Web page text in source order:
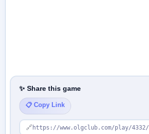
✨ Share this game
📋 Copy Link
🔗 https://www.olgclub.com/play/4332/